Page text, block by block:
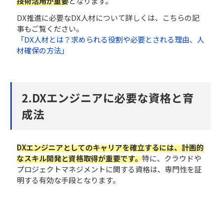
DX推進に必要なDX人材について詳しくは、こちらの記
事もご覧ください。
「DX人材とは？求められる役割や必要とされる理由、人
材確保の方法」
2.DXエンジニアに必要な資格と育
成法
DXエンジニアとしてのキャリアを確立するには、計画的
なスキル開発と資格取得が重要です。特に、クラウドや
プロジェクトマネジメントに関する資格は、専門性を証
明する有効な手段となります。